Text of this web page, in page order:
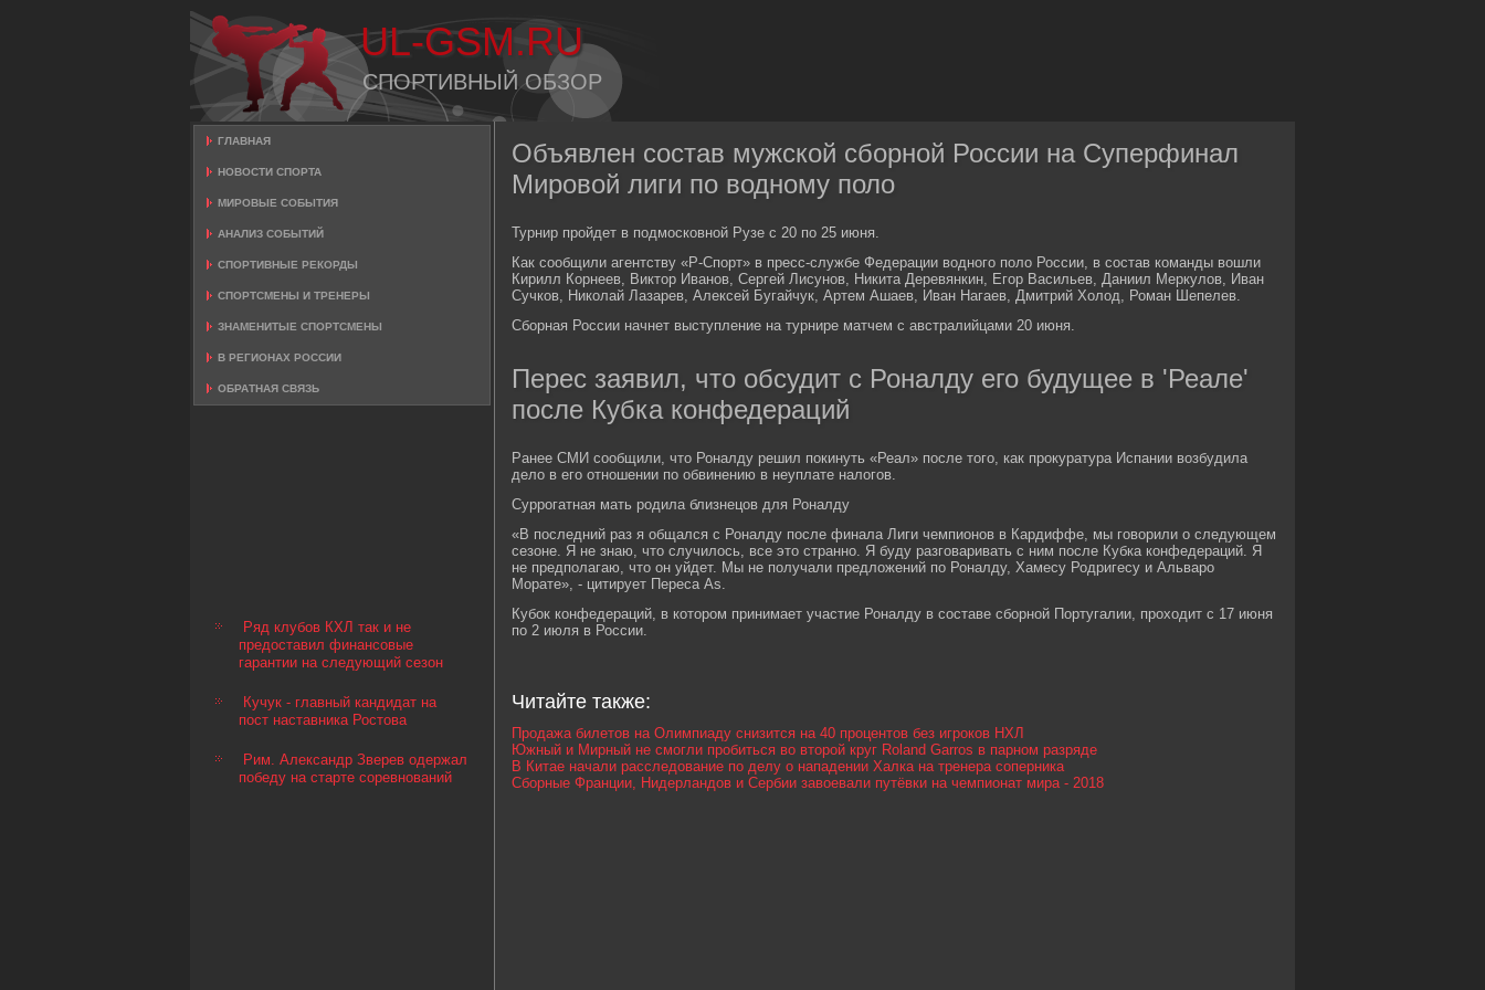
UL-GSM.RU
СПОРТИВНЫЙ ОБЗОР
ГЛАВНАЯ
НОВОСТИ СПОРТА
МИРОВЫЕ СОБЫТИЯ
АНАЛИЗ СОБЫТИЙ
СПОРТИВНЫЕ РЕКОРДЫ
СПОРТСМЕНЫ И ТРЕНЕРЫ
ЗНАМЕНИТЫЕ СПОРТСМЕНЫ
В РЕГИОНАХ РОССИИ
ОБРАТНАЯ СВЯЗЬ
Ряд клубов КХЛ так и не
предоставил финансовые
гарантии на следующий сезон
Кучук - главный кандидат на
пост наставника Ростова
Рим. Александр Зверев одержал
победу на старте соревнований
Объявлен состав мужской сборной России на Суперфинал
Мировой лиги по водному поло
Турнир пройдет в подмосковной Рузе с 20 по 25 июня.
Как сообщили агентству «Р-Спорт» в пресс-службе Федерации водного поло России, в состав команды вошли
Кирилл Корнеев, Виктор Иванов, Сергей Лисунов, Никита Деревянкин, Егор Васильев, Даниил Меркулов, Иван
Сучков, Николай Лазарев, Алексей Бугайчук, Артем Ашаев, Иван Нагаев, Дмитрий Холод, Роман Шепелев.
Сборная России начнет выступление на турнире матчем с австралийцами 20 июня.
Перес заявил, что обсудит с Роналду его будущее в 'Реале'
после Кубка конфедераций
Ранее СМИ сообщили, что Роналду решил покинуть «Реал» после того, как прокуратура Испании возбудила
дело в его отношении по обвинению в неуплате налогов.
Суррогатная мать родила близнецов для Роналду
«В последний раз я общался с Роналду после финала Лиги чемпионов в Кардиффе, мы говорили о следующем
сезоне. Я не знаю, что случилось, все это странно. Я буду разговаривать с ним после Кубка конфедераций. Я
не предполагаю, что он уйдет. Мы не получали предложений по Роналду, Хамесу Родригесу и Альваро
Морате», - цитирует Переса As.
Кубок конфедераций, в котором принимает участие Роналду в составе сборной Португалии, проходит с 17 июня
по 2 июля в России.
Читайте также:
Продажа билетов на Олимпиаду снизится на 40 процентов без игроков НХЛ
Южный и Мирный не смогли пробиться во второй круг Roland Garros в парном разряде
В Китае начали расследование по делу о нападении Халка на тренера соперника
Сборные Франции, Нидерландов и Сербии завоевали путёвки на чемпионат мира - 2018